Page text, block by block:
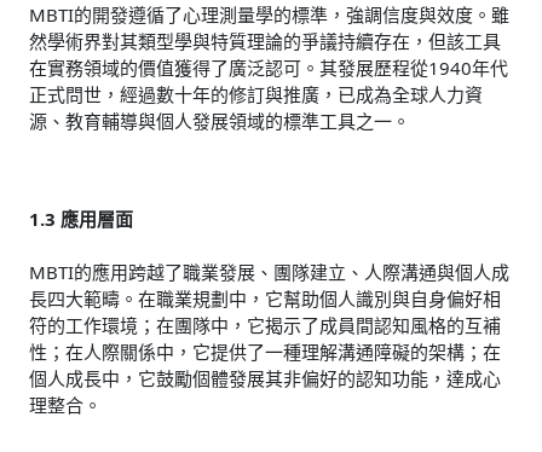
MBTI的開發遵循了心理測量學的標準，強調信度與效度。雖
然學術界對其類型學與特質理論的爭議持續存在，但該工具
在實務領域的價值獲得了廣泛認可。其發展歷程從1940年代
正式問世，經過數十年的修訂與推廣，已成為全球人力資
源、教育輔導與個人發展領域的標準工具之一。
1.3 應用層面
MBTI的應用跨越了職業發展、團隊建立、人際溝通與個人成
長四大範疇。在職業規劃中，它幫助個人識別與自身偏好相
符的工作環境；在團隊中，它揭示了成員間認知風格的互補
性；在人際關係中，它提供了一種理解溝通障礙的架構；在
個人成長中，它鼓勵個體發展其非偏好的認知功能，達成心
理整合。